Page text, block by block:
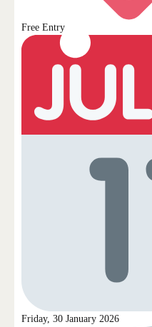
Free Entry
Friday, 30 January 2026